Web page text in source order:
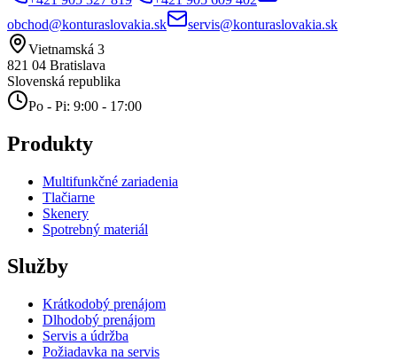
obchod@konturaslovakia.sk
servis@konturaslovakia.sk
Vietnamská 3
821 04 Bratislava
Slovenská republika
Po - Pi: 9:00 - 17:00
Produkty
Multifunkčné zariadenia
Tlačiarne
Skenery
Spotrebný materiál
Služby
Krátkodobý prenájom
Dlhodobý prenájom
Servis a údržba
Požiadavka na servis